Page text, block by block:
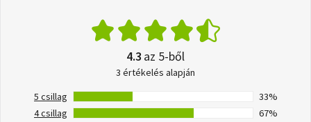
4.3 az 5-ből
3 értékelés alapján
5 csillag
33%
4 csillag
67%